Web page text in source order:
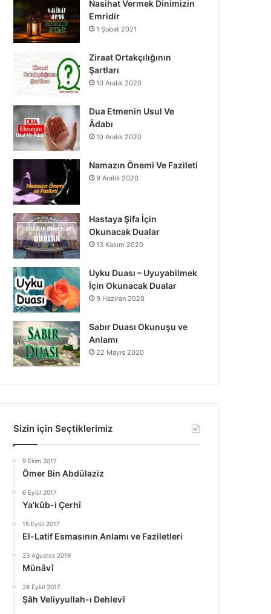
o
o
k
b
g
a
Nasihat Vermek Dinimizin
Emridir
1 Şubat 2021
Ziraat Ortakçılığının
Şartları
10 Aralık 2020
Dua Etmenin Usul Ve
Âdabı
10 Aralık 2020
Namazın Önemi Ve Fazileti
9 Aralık 2020
Hastaya Şifa İçin
Okunacak Dualar
13 Kasım 2020
Uyku Duası – Uyuyabilmek
İçin Okunacak Dualar
9 Haziran 2020
Sabır Duası Okunuşu ve
Anlamı
22 Mayıs 2020
Sizin için Seçtiklerimiz
9 Ekim 2017
Ömer Bin Abdülaziz
6 Eylül 2017
Ya’kûb-i Çerhî
15 Eylül 2017
El-Latif Esmasının Anlamı ve Faziletleri
23 Ağustos 2019
Münâvî
28 Eylül 2017
Şâh Veliyyullah-ı Dehlevî